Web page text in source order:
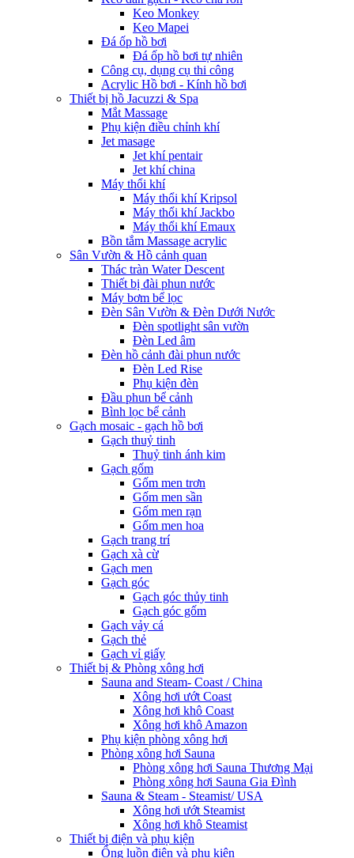
Keo Monkey
Keo Mapei
Đá ốp hồ bơi
Đá ốp hồ bơi tự nhiên
Công cụ, dụng cụ thi công
Acrylic Hồ bơi - Kính hồ bơi
Thiết bị hồ Jacuzzi & Spa
Mắt Massage
Phụ kiện điều chỉnh khí
Jet masage
Jet khí pentair
Jet khí china
Máy thổi khí
Máy thổi khí Kripsol
Máy thổi khí Jackbo
Máy thổi khí Emaux
Bồn tắm Massage acrylic
Sân Vườn & Hồ cảnh quan
Thác tràn Water Descent
Thiết bị đài phun nước
Máy bơm bể lọc
Đèn Sân Vườn & Đèn Dưới Nước
Đèn spotlight sân vườn
Đèn Led âm
Đèn hồ cảnh đài phun nước
Đèn Led Rise
Phụ kiện đèn
Đầu phun bể cảnh
Bình lọc bể cảnh
Gạch mosaic - gạch hồ bơi
Gạch thuỷ tinh
Thuỷ tinh ánh kim
Gạch gốm
Gốm men trơn
Gốm men sần
Gốm men rạn
Gốm men hoa
Gạch trang trí
Gạch xà cừ
Gạch men
Gạch góc
Gạch góc thủy tinh
Gạch góc gốm
Gạch vảy cá
Gạch thẻ
Gạch vỉ giấy
Thiết bị & Phòng xông hơi
Sauna and Steam- Coast / China
Xông hơi ướt Coast
Xông hơi khô Coast
Xông hơi khô Amazon
Phụ kiện phòng xông hơi
Phòng xông hơi Sauna
Phòng xông hơi Sauna Thương Mại
Phòng xông hơi Sauna Gia Đình
Sauna & Steam - Steamist/ USA
Xông hơi ướt Steamist
Xông hơi khô Steamist
Thiết bị điện và phụ kiện
Ống luồn điện và phụ kiện